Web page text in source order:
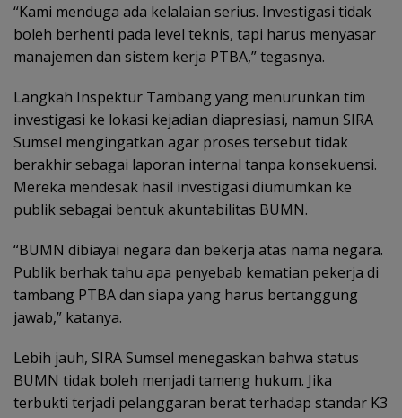
“Kami menduga ada kelalaian serius. Investigasi tidak
boleh berhenti pada level teknis, tapi harus menyasar
manajemen dan sistem kerja PTBA,” tegasnya.
Langkah Inspektur Tambang yang menurunkan tim
investigasi ke lokasi kejadian diapresiasi, namun SIRA
Sumsel mengingatkan agar proses tersebut tidak
berakhir sebagai laporan internal tanpa konsekuensi.
Mereka mendesak hasil investigasi diumumkan ke
publik sebagai bentuk akuntabilitas BUMN.
“BUMN dibiayai negara dan bekerja atas nama negara.
Publik berhak tahu apa penyebab kematian pekerja di
tambang PTBA dan siapa yang harus bertanggung
jawab,” katanya.
Lebih jauh, SIRA Sumsel menegaskan bahwa status
BUMN tidak boleh menjadi tameng hukum. Jika
terbukti terjadi pelanggaran berat terhadap standar K3